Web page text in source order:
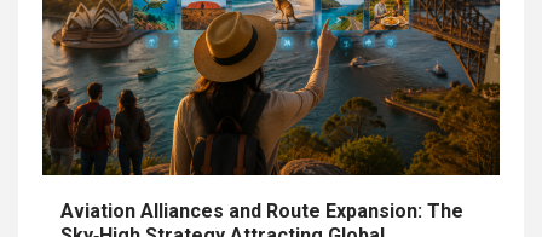
Aviation Alliances and Route Expansion: The